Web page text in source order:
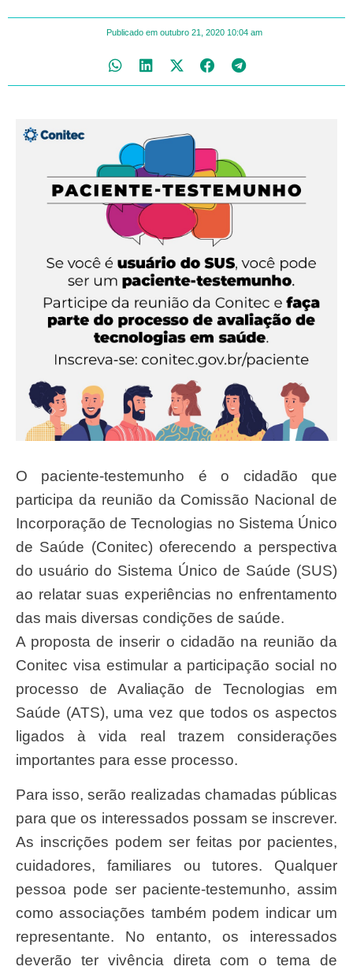
Publicado em outubro 21, 2020 10:04 am
O paciente-testemunho é o cidadão que
participa da reunião da Comissão Nacional de
Incorporação de Tecnologias no Sistema Único
de Saúde (Conitec) oferecendo a perspectiva
do usuário do Sistema Único de Saúde (SUS)
ao relatar suas experiências no enfrentamento
das mais diversas condições de saúde.
A proposta de inserir o cidadão na reunião da
Conitec visa estimular a participação social no
processo de Avaliação de Tecnologias em
Saúde (ATS), uma vez que todos os aspectos
ligados à vida real trazem considerações
importantes para esse processo.
Para isso, serão realizadas chamadas públicas
para que os interessados possam se inscrever.
As inscrições podem ser feitas por pacientes,
cuidadores, familiares ou tutores. Qualquer
pessoa pode ser paciente-testemunho, assim
como associações também podem indicar um
representante. No entanto, os interessados
deverão ter vivência direta com o tema de